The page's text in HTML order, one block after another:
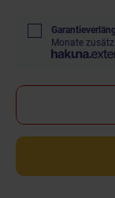
Monate